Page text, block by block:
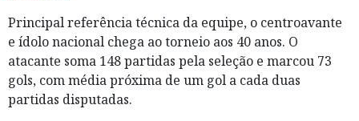
Principal referência técnica da equipe, o centroavante
e ídolo nacional chega ao torneio aos 40 anos. O
atacante soma 148 partidas pela seleção e marcou 73
gols, com média próxima de um gol a cada duas
partidas disputadas.